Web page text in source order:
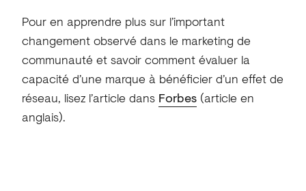
Pour en apprendre plus sur l’important
changement observé dans le marketing de
communauté et savoir comment évaluer la
capacité d’une marque à bénéficier d’un effet de
réseau, lisez l’article dans Forbes(article en
anglais).